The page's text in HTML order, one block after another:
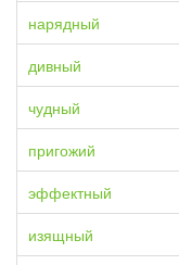
нарядный
дивный
чудный
пригожий
эффектный
изящный